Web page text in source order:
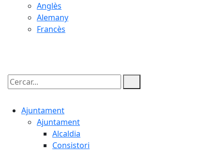
Anglès
Alemany
Francès
Cercar:
Ajuntament
Ajuntament
Alcaldia
Consistori